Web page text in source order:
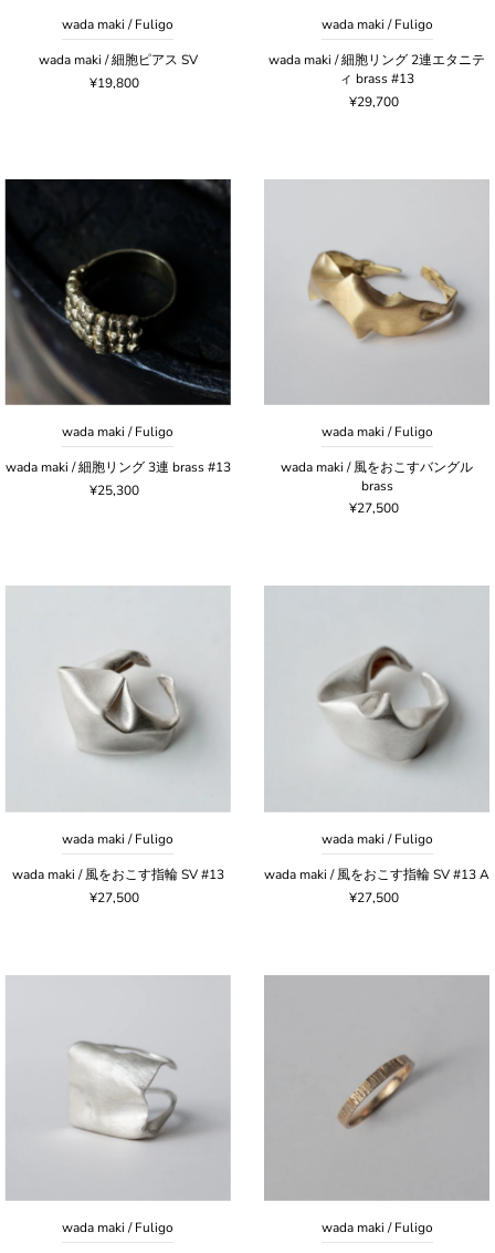
wada maki / Fuligo
wada maki / 細胞ピアス SV
¥19,800
wada maki / Fuligo
wada maki / 細胞リング 2連エタニテ
ィ brass #13
¥29,700
wada maki / Fuligo
wada maki / 細胞リング 3連 brass #13
¥25,300
wada maki / Fuligo
wada maki / 風をおこすバングル
brass
¥27,500
wada maki / Fuligo
wada maki / 風をおこす指輪 SV #13
¥27,500
wada maki / Fuligo
wada maki / 風をおこす指輪 SV #13 A
¥27,500
wada maki / Fuligo
wada maki / Fuligo